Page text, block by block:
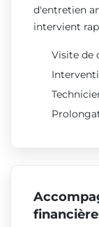
d'entretien
intervient
Visite de